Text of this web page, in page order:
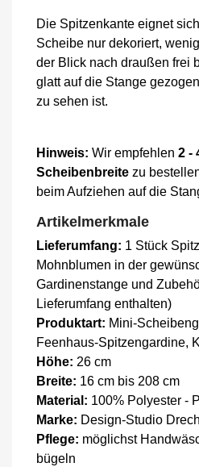
Die Spitzenkante eignet
Scheibe nur dekoriert,
der Blick nach draußen frei
glatt auf die Stange
zu sehen ist.
Hinweis: Wir empfehlen 2 -
Scheibenbreite zu
beim Aufziehen auf die
Artikelmerkmale
Lieferumfang: 1 Stück
Mohnblumen in der
Gardinenstange und
Lieferumfang enthalten)
Produktart: Mini-
Feenhaus-Spitzengardine,
Höhe: 26 cm
Breite: 16 cm bis 208 cm
Material: 100% Polyester -
Marke: Design-Studio
Pflege: möglichst
bügeln